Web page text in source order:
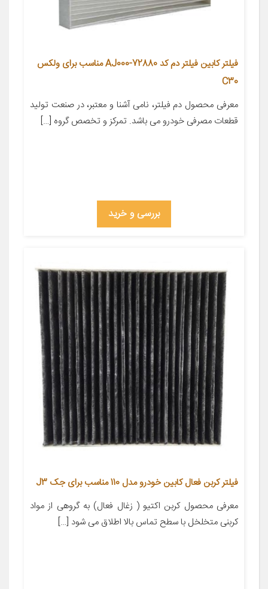
فیلتر کابین فیلتر دم کد 72880-AJ000 مناسب برای ولکس
C30
معرفی محصول دم فیلتر، نامی آشنا و معتبر، در صنعت تولید
قطعات مصرفی خودرو می باشد. تمرکز و تخصص گروه […]
بررسی و خرید
فیلتر کربن فعال کابین خودرو مدل 110 مناسب برای جک J3
معرفی محصول کربن اکتیو ( زغال فعال) به گروهی از مواد
کربنی متخلخل با سطح تماس بالا اطلاق می شود […]